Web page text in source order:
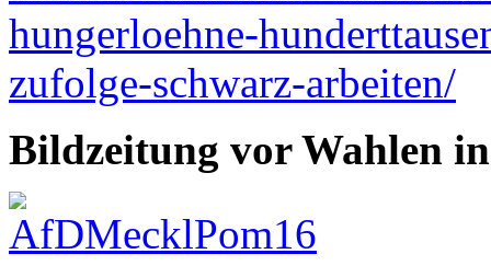
hungerloehne-
zufolge-schwarz-arbeiten/
Bildzeitung vor Wahlen